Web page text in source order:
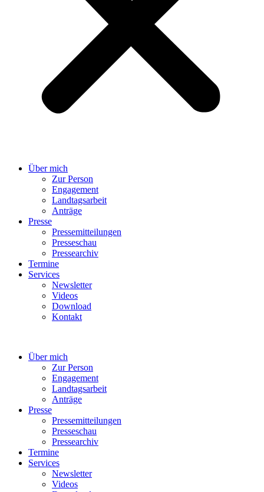
Über mich
Zur Person
Engagement
Landtagsarbeit
Anträge
Presse
Pressemitteilungen
Presseschau
Pressearchiv
Termine
Services
Newsletter
Videos
Download
Kontakt
Über mich
Zur Person
Engagement
Landtagsarbeit
Anträge
Presse
Pressemitteilungen
Presseschau
Pressearchiv
Termine
Services
Newsletter
Videos